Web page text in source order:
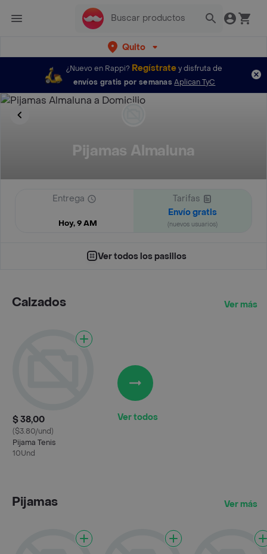
Quito
¿Nuevo en Rappi? Regístratey disfruta de
envíos gratis por semanas Aplican TyC
Pijamas Almaluna
Entrega
Hoy, 9 AM
Tarifas
Envío gratis
(nuevos usuarios)
Ver todos los pasillos
Calzados Ver más
$ 38,00
($3.80/und)
Pijama Tenis
10Und
Ver todos
Pijamas Ver más